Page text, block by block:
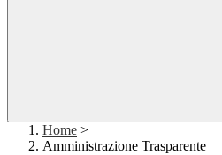
Home >
Amministrazione Trasparente